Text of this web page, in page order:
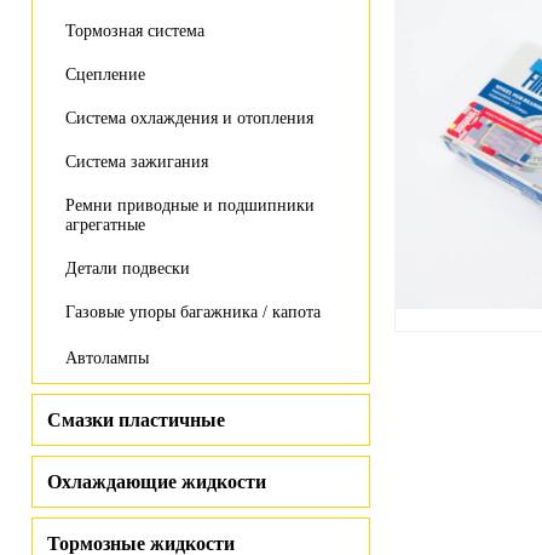
Тормозная система
Сцепление
Система охлаждения и отопления
Система зажигания
Ремни приводные и подшипники
агрегатные
Детали подвески
Газовые упоры багажника / капота
Автолампы
Смазки пластичные
Охлаждающие жидкости
Тормозные жидкости